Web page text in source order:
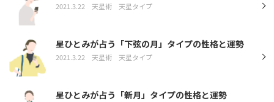
2021.3.22 天星術 天星タイプ
星ひとみが占う「下弦の月」タイプの性格と運勢
2021.3.22 天星術 天星タイプ
星ひとみが占う「新月」タイプの性格と運勢